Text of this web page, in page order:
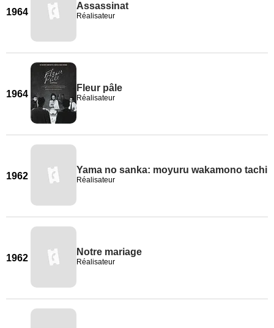
1964
Assassinat
Réalisateur
1964
Fleur pâle
Réalisateur
1962
Yama no sanka: moyuru wakamono tachi
Réalisateur
1962
Notre mariage
Réalisateur